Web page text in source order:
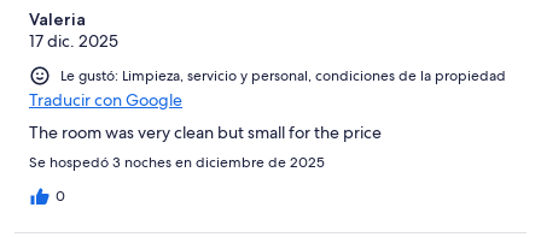
Valeria
17 dic. 2025
Le gustó: Limpieza, servicio y personal, condiciones de la propiedad
Traducir con Google
The room was very clean but small for the price
Se hospedó 3 noches en diciembre de 2025
0